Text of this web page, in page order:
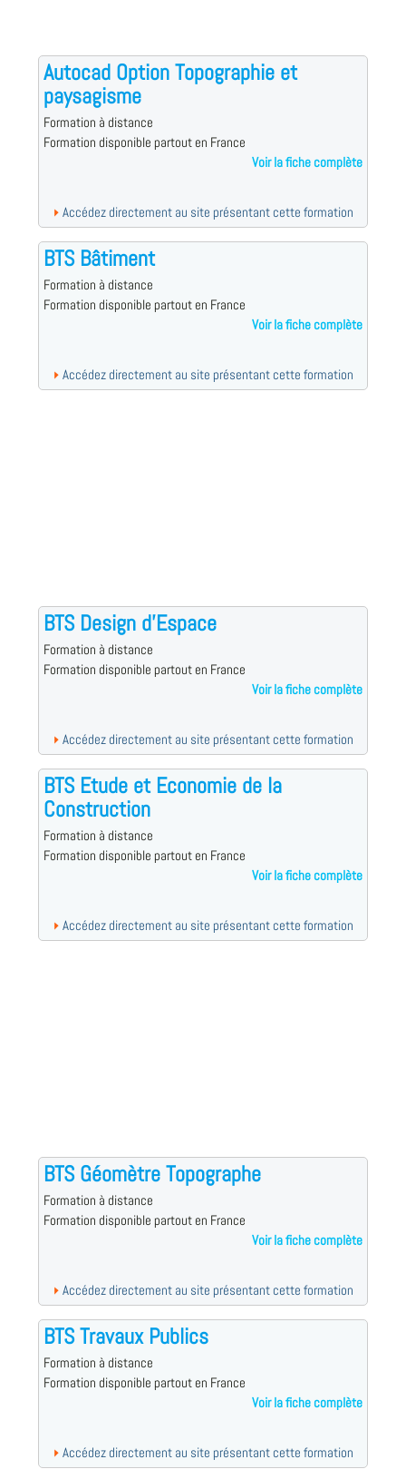
Autocad Option Topographie et
paysagisme
Formation à distance
Formation disponible partout en France
Voir la fiche complète
Accédez directement au site présentant cette formation
BTS Bâtiment
Formation à distance
Formation disponible partout en France
Voir la fiche complète
Accédez directement au site présentant cette formation
BTS Design d'Espace
Formation à distance
Formation disponible partout en France
Voir la fiche complète
Accédez directement au site présentant cette formation
BTS Etude et Economie de la
Construction
Formation à distance
Formation disponible partout en France
Voir la fiche complète
Accédez directement au site présentant cette formation
BTS Géomètre Topographe
Formation à distance
Formation disponible partout en France
Voir la fiche complète
Accédez directement au site présentant cette formation
BTS Travaux Publics
Formation à distance
Formation disponible partout en France
Voir la fiche complète
Accédez directement au site présentant cette formation